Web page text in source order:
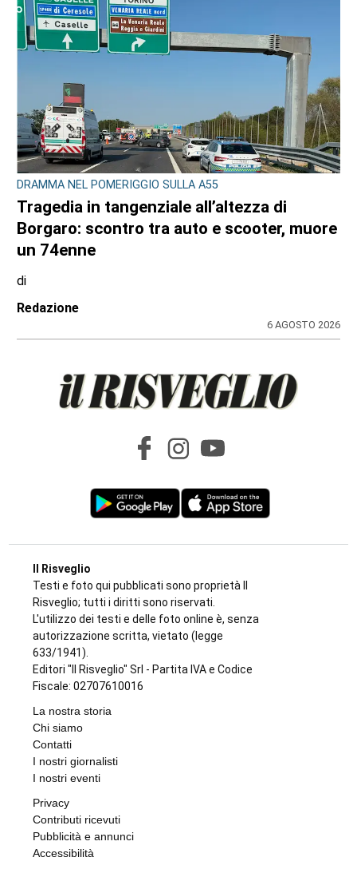
DRAMMA NEL POMERIGGIO SULLA A55
Tragedia in tangenziale all’altezza di
Borgaro: scontro tra auto e scooter, muore
un 74enne
di
Redazione
6 AGOSTO 2026
Il Risveglio
Testi e foto qui pubblicati sono proprietà Il
Risveglio; tutti i diritti sono riservati.
L'utilizzo dei testi e delle foto online è, senza
autorizzazione scritta, vietato (legge
633/1941).
Editori "Il Risveglio" Srl - Partita IVA e Codice
Fiscale: 02707610016
La nostra storia
Chi siamo
Contatti
I nostri giornalisti
I nostri eventi
Privacy
Contributi ricevuti
Pubblicità e annunci
Accessibilità